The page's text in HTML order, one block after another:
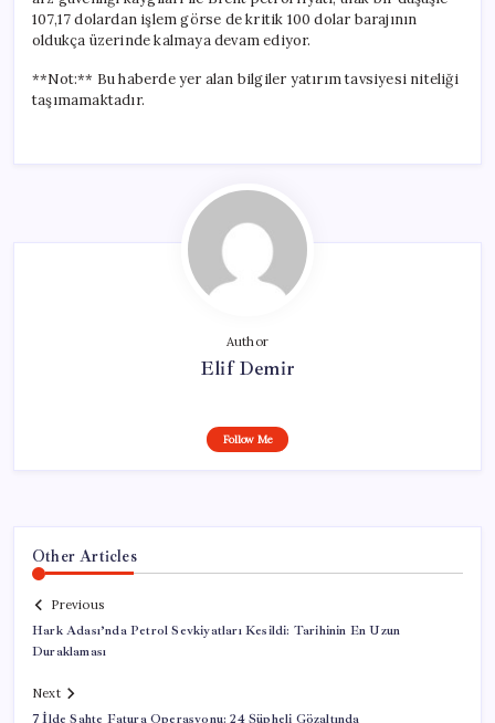
107,17 dolardan işlem görse de kritik 100 dolar barajının
oldukça üzerinde kalmaya devam ediyor.
**Not:** Bu haberde yer alan bilgiler yatırım tavsiyesi niteliği
taşımamaktadır.
Author
Elif Demir
Follow Me
Other Articles
Previous
Hark Adası’nda Petrol Sevkiyatları Kesildi: Tarihinin En Uzun
Duraklaması
Next
7 İlde Sahte Fatura Operasyonu: 24 Şüpheli Gözaltında